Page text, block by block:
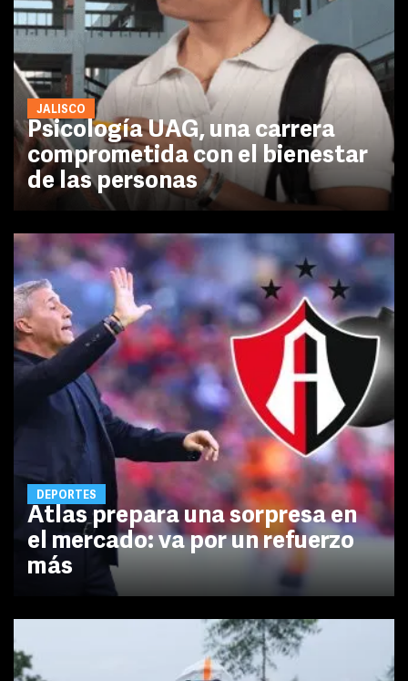
JALISCO
Psicología UAG, una carrera
comprometida con el bienestar
de las personas
DEPORTES
Atlas prepara una sorpresa en
el mercado: va por un refuerzo
más